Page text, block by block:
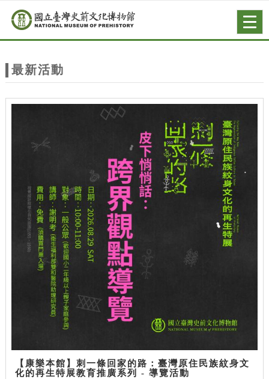
站
主
跳到主要內容
網站導覽
最新活動
【康樂本館】刺一條回家的路：臺灣原住民族紋身文
化的再生特展教育推廣系列 - 導覽活動